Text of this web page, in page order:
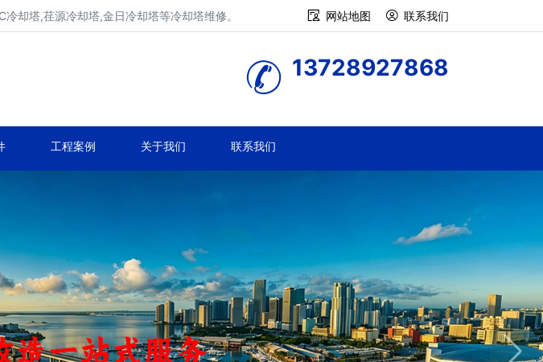
却塔,荏源冷却塔,金日冷却塔等冷却塔维修。 网站地图 联系我们
13728927868
工程案例 关于我们 联系我们